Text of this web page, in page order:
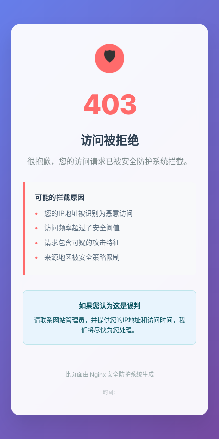
403
访问被拒绝
很抱歉，您的访问请求已被安全防护系统拦截。
可能的拦截原因
您的IP地址被识别为恶意访问
访问频率超过了安全阈值
请求包含可疑的攻击特征
来源地区被安全策略限制
如果您认为这是误判
请联系网站管理员，并提供您的IP地址和访问时间，我
们将尽快为您处理。
此页面由 Nginx 安全防护系统生成
时间: